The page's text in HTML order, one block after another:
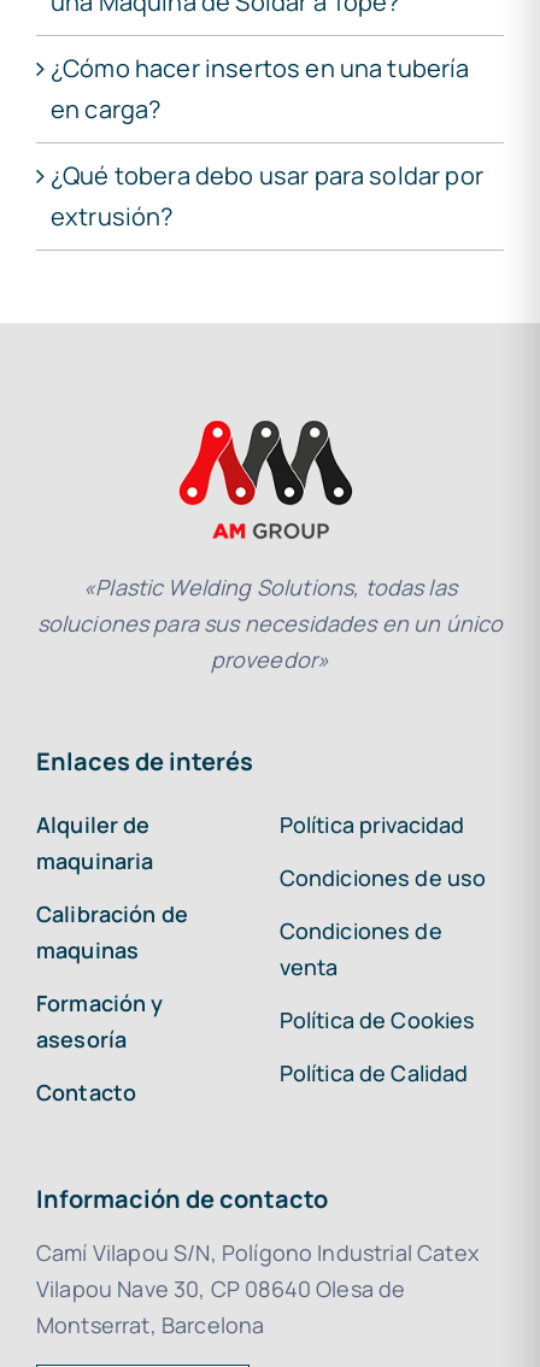
¿Cómo hacer insertos en una tubería
en carga?
¿Qué tobera debo usar para soldar por
extrusión?
«Plastic Welding Solutions, todas las
soluciones para sus necesidades en un único
proveedor»
Enlaces de interés
Alquiler de
maquinaria
Calibración de
maquinas
Formación y
asesoría
Contacto
Política privacidad
Condiciones de uso
Condiciones de
venta
Política de Cookies
Política de Calidad
Información de contacto
Camí Vilapou S/N, Polígono Industrial Catex
Vilapou Nave 30, CP 08640 Olesa de
Montserrat, Barcelona